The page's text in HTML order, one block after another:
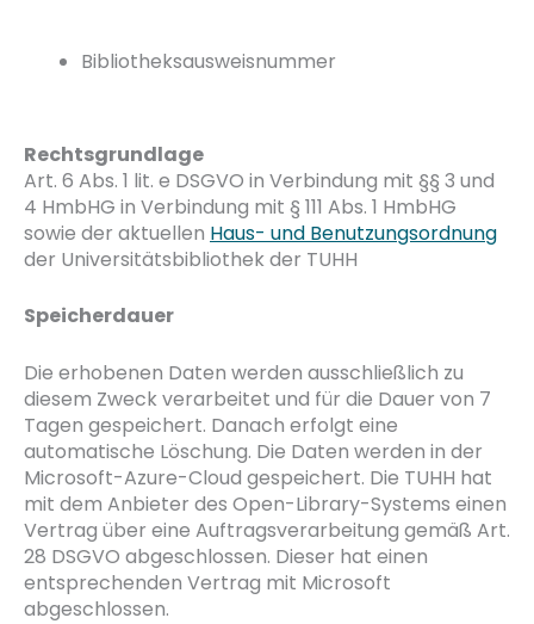
Bibliotheksausweisnummer
Rechtsgrundlage
Art. 6 Abs. 1 lit. e DSGVO in Verbindung mit §§ 3 und
4 HmbHG in Verbindung mit § 111 Abs. 1 HmbHG
sowie der aktuellen Haus- und Benutzungsordnung
der Universitätsbibliothek der TUHH
Speicherdauer
Die erhobenen Daten werden ausschließlich zu
diesem Zweck verarbeitet und für die Dauer von 7
Tagen gespeichert. Danach erfolgt eine
automatische Löschung. Die Daten werden in der
Microsoft-Azure-Cloud gespeichert. Die TUHH hat
mit dem Anbieter des Open-Library-Systems einen
Vertrag über eine Auftragsverarbeitung gemäß Art.
28 DSGVO abgeschlossen. Dieser hat einen
entsprechenden Vertrag mit Microsoft
abgeschlossen.